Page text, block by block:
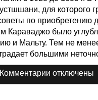
для которого
по приобретению
Караваджо было
и Мальту. Тем не
большими
Комментарии отключены